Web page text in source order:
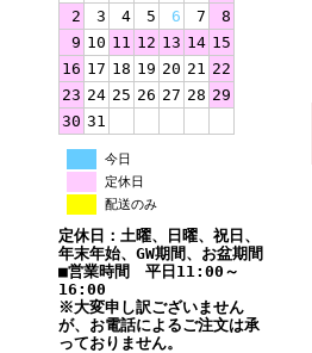
2
3 4 5 6 7
8
9 10 11 12 13 14 15
16 17 18 19 20 21 22
23 24 25 26 27 28 29
30 31
今日
定休日
配送のみ
定休日：土曜、日曜、祝日、
年末年始、GW期間、お盆期間
■営業時間 平日11:00～
16:00
※大変申し訳ございません
が、お電話によるご注文は承
っておりません。